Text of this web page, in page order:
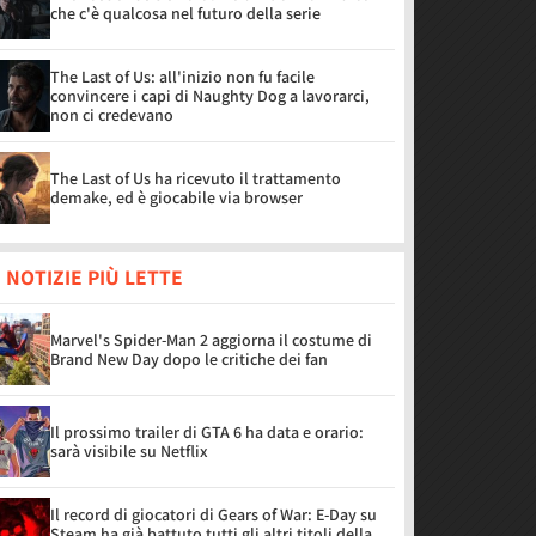
che c'è qualcosa nel futuro della serie
The Last of Us: all'inizio non fu facile
convincere i capi di Naughty Dog a lavorarci,
non ci credevano
The Last of Us ha ricevuto il trattamento
demake, ed è giocabile via browser
NOTIZIE PIÙ LETTE
Marvel's Spider-Man 2 aggiorna il costume di
Brand New Day dopo le critiche dei fan
Il prossimo trailer di GTA 6 ha data e orario:
sarà visibile su Netflix
Il record di giocatori di Gears of War: E-Day su